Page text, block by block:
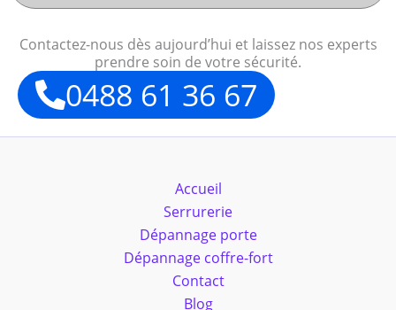
Contactez-nous dès aujourd’hui et laissez nos experts
prendre soin de votre sécurité.
0488 61 36 67
Accueil
Serrurerie
Dépannage porte
Dépannage coffre-fort
Contact
Blog